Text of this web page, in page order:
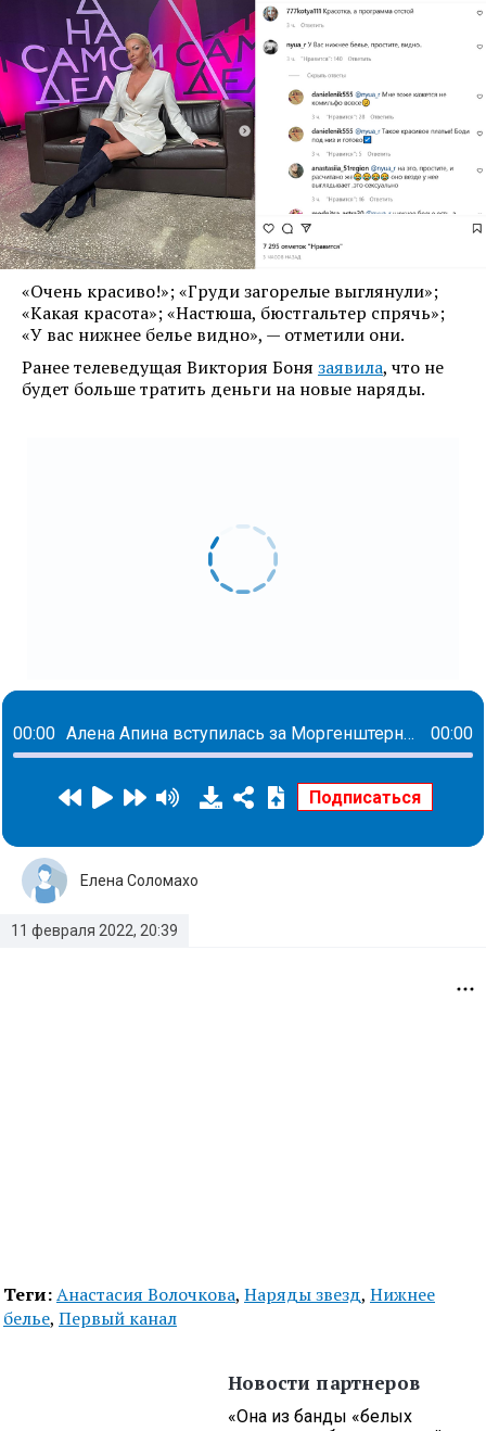
«Очень красиво!»; «Груди загорелые выглянули»;
«Какая красота»; «Настюша, бюстгальтер спрячь»;
«У вас нижнее белье видно», — отметили они.
Ранее телеведущая Виктория Боня заявила, что не
будет больше тратить деньги на новые наряды.
00:00 Алена Апина вступилась за Моргенштерна: Это последняя рок-звезда. Мне очень печально, что он покинул страну 00:00
11 февраля 2022, 20:39
Елена Соломахо
Теги:Анастасия Волочкова, Наряды звезд, Нижнее
белье, Первый канал
Новости партнеров
«Она из банды «белых